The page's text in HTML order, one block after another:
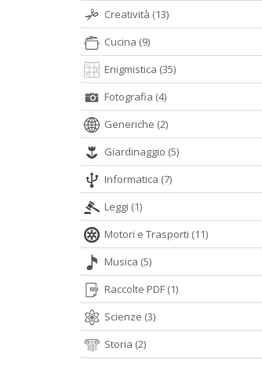
Creatività (13)
Cucina (9)
Enigmistica (35)
Fotografia (4)
Generiche (2)
Giardinaggio (5)
Informatica (7)
Leggi (1)
Motori e Trasporti (11)
Musica (5)
Raccolte PDF (1)
Scienze (3)
Storia (2)